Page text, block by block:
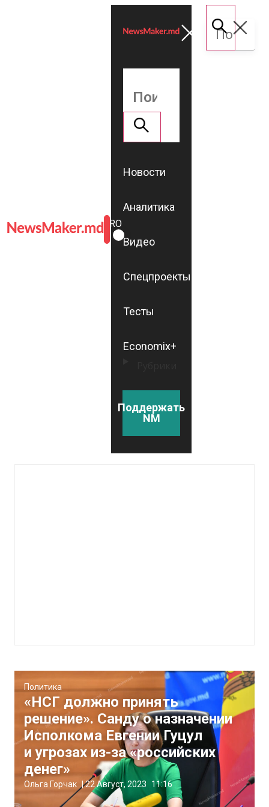
ROMÂNĂ
RU
Новости
Аналитика
Видео
Спецпроекты
Тесты
Economix+
Поддержать
NM
Политика
«НСГ должно принять
решение». Санду о назначении
Исполкома Евгении Гуцул
и угрозах из-за «российских
денег»
Ольга Горчак |22 Август, 2023 11:16